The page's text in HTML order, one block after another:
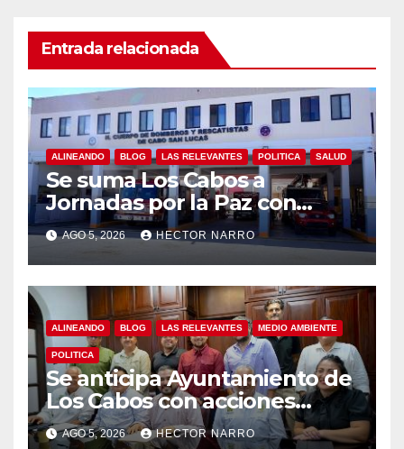
Entrada relacionada
ALINEANDO BLOG LAS RELEVANTES POLITICA SALUD
Se suma Los Cabos a
Jornadas por la Paz con
capacitación en primeros
auxilios para jóvenes
AGO 5, 2026 HECTOR NARRO
ALINEANDO BLOG LAS RELEVANTES MEDIO AMBIENTE
POLITICA
Se anticipa Ayuntamiento de
Los Cabos con acciones
preventivas ante lluvias en el
AGO 5, 2026 HECTOR NARRO